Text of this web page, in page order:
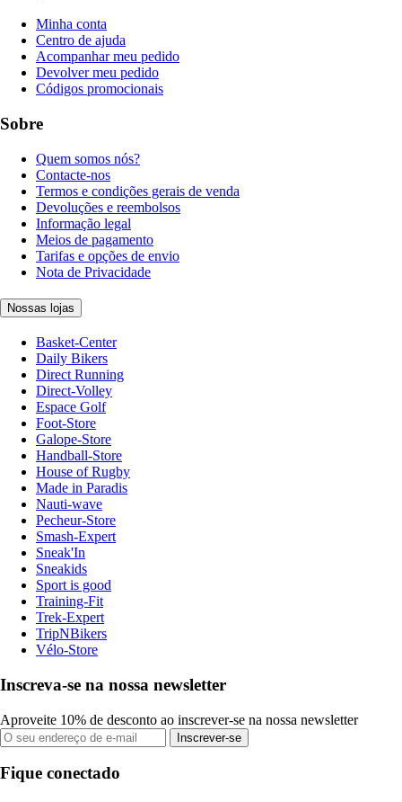
Minha conta
Centro de ajuda
Acompanhar meu pedido
Devolver meu pedido
Códigos promocionais
Sobre
Quem somos nós?
Contacte-nos
Termos e condições gerais de venda
Devoluções e reembolsos
Informação legal
Meios de pagamento
Tarifas e opções de envio
Nota de Privacidade
Nossas lojas
Basket-Center
Daily Bikers
Direct Running
Direct-Volley
Espace Golf
Foot-Store
Galope-Store
Handball-Store
House of Rugby
Made in Paradis
Nauti-wave
Pecheur-Store
Smash-Expert
Sneak'In
Sneakids
Sport is good
Training-Fit
Trek-Expert
TripNBikers
Vélo-Store
Inscreva-se na nossa newsletter
Aproveite 10% de desconto ao inscrever-se na nossa newsletter
Inscrever-se
Fique conectado